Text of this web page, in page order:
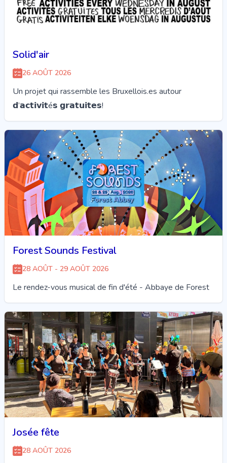
Solid'air
26 AOÛT 2026
Un projet qui rassemble les Bruxellois.es autour
𝗱’𝗮𝗰𝘁𝗶𝘃𝗶𝘁é𝘀 𝗴𝗿𝗮𝘁𝘂𝗶𝘁𝗲𝘀!
Forest Sounds Festival
28 AOÛT - 29 AOÛT 2026
Le rendez-vous musical de fin d'été - Abbaye de Forest
Josée fête
28 AOÛT 2026